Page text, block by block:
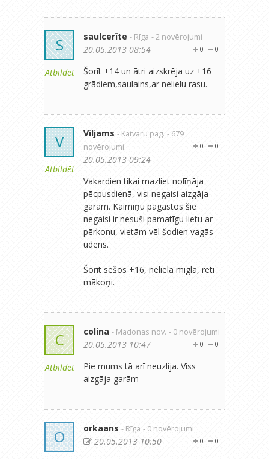
S
Atbildēt
saulcerīte - Rīga - 2 novērojumi
0
0
20.05.2013 08:54
Šorīt +14 un ātri aizskrēja uz +16
grādiem,saulains,ar nelielu rasu.
V
Atbildēt
Viljams - Katvaru pag. - 679
novērojumi
0
0
20.05.2013 09:24
Vakardien tikai mazliet nolīņāja
pēcpusdienā, visi negaisi aizgāja
garām. Kaimiņu pagastos šie
negaisi ir nesuši pamatīgu lietu ar
pērkonu, vietām vēl šodien vagās
ūdens.
Šorīt sešos +16, neliela migla, reti
mākoņi.
C
Atbildēt
colina - Madonas nov. - 0 novērojumi
0
0
20.05.2013 10:47
Pie mums tā arī neuzlija. Viss
aizgāja garām
O orkaans - Rīga - 0 novērojumi
0
0
20.05.2013 10:50